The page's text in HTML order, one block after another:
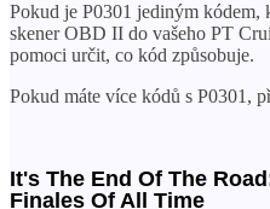
Pokud je P0301 jediným kódem,
skener OBD II do vašeho PT
pomoci určit, co kód způsobuje.
Pokud máte více kódů s P0301,